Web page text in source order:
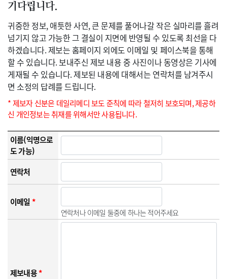
기다립니다.
귀중한 정보, 애틋한 사연, 큰 문제를 풀어나갈 작은 실마리를 흘려
넘기지 않고 가능한 그 결실이 지면에 반영될 수 있도록 최선을 다
하겠습니다. 제보는 홈페이지 외에도 이메일 및 페이스북을 통해
할 수 있습니다. 보내주신 제보 내용 중 사진이나 동영상은 기사에
게재될 수 있습니다. 제보된 내용에 대해서는 연락처를 남겨주시
면 소정의 답례를 드립니다.
* 제보자 신분은 데일리메디 보도 준칙에 따라 철저히 보호되며, 제공하
신 개인정보는 취재를 위해서만 사용됩니다.
이름(익명으로
도 가능)
연락처
이메일*
연락처나 이메일 둘중에 하나는 적어주세요
제보내용*